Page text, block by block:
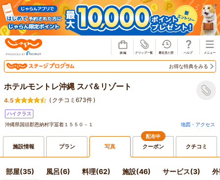
お得な特典をみる
ホテルモントレ沖縄 スパ＆リゾート
4.5 ( クチコミ673件)
ハイクラス
沖縄県国頭郡恩納村字冨着１５５０－１
地図・アクセス
施設情報 プラン 写真
配布中
クーポン クチコミ
部屋(35) 風呂(6) 料理(62) 施設(46) サービス(3)